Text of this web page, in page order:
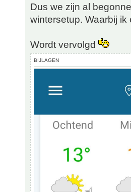
Dus we zijn al
wintersetup. Waarbij
Wordt vervolgd
BIJLAGEN